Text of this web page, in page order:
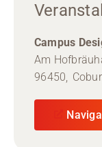
Campus
Am
96450,